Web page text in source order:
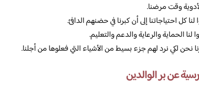
وقت مرضنا.
كل احتياجاتنا إلى أن كبرنا في حضنهم الدافئ.
الحماية والرعاية والدعم والتعليم.
نحن لكي نرد لهم جزء بسيط من الأشياء التي فعلوها من أجلنا.
عن بر الوالدين